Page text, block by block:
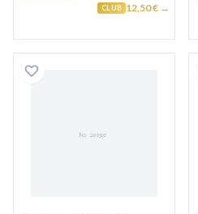
CLUB 12,50 € →
Boucles